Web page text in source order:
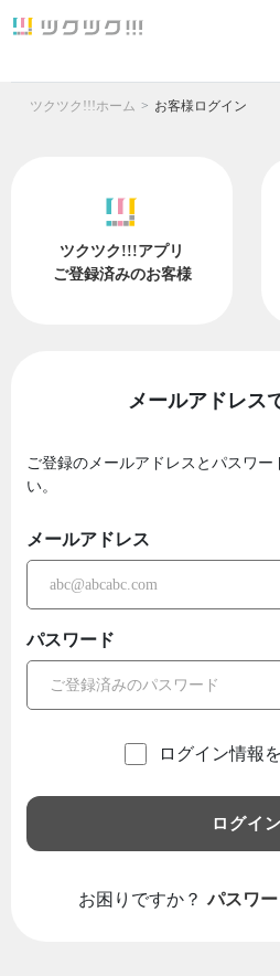
ツクツク!!!ホーム お客様ログイン
ツクツク!!!アプリ
ご登録済みのお客様
メールアドレス
ご登録のメールアドレスとパスワー
い。
メールアドレス
パスワード
ログイン情報
ログイン
お困りですか？ パスワ